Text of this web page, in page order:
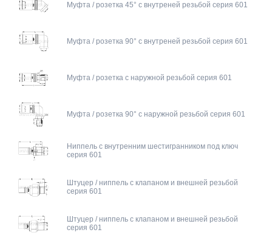
Муфта / розетка 45° с внутреней резьбой серия 601
Муфта / розетка 90° с внутреней резьбой серия 601
Муфта / розетка с наружной резьбой серия 601
Муфта / розетка 90° с наружной резьбой серия 601
Ниппель с внутренним шестигранником под ключ
серия 601
Штуцер / ниппель с клапаном и внешней резьбой
серия 601
Штуцер / ниппель с клапаном и внешней резьбой
серия 601